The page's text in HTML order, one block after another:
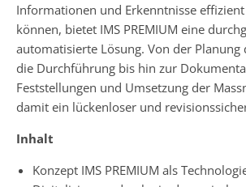
Informationen und Erkenntnisse
können, bietet IMS PREMIUM eine
automatisierte Lösung. Von der Planung
die Durchführung bis hin zur
Feststellungen und Umsetzung der
damit ein lückenloser und
Inhalt
Konzept IMS PREMIUM als